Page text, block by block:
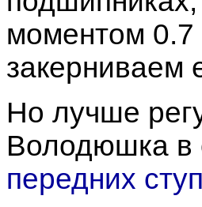
моментом 0.7
закерниваем
Но лучше
Володюшка в
передних